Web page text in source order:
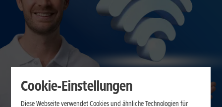
Cookie-Einstellungen
Diese Webseite verwendet Cookies und ähnliche Technologien für